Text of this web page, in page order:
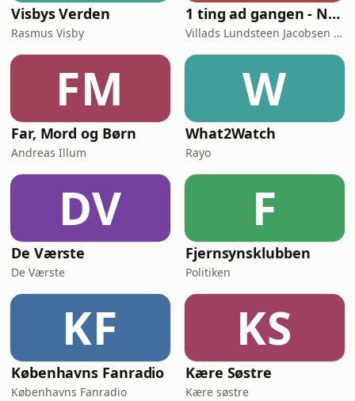
Visbys Verden
Rasmus Visby
1 ting ad gangen - Naturvidenskab skåret ud i pap
Villads Lundsteen Jacobsen & Tobias Wang Bjerg
FM
Far, Mord og Børn
Andreas Illum
W
What2Watch
Rayo
DV
De Værste
De Værste
F
Fjernsynsklubben
Politiken
KF
Københavns Fanradio
Københavns Fanradio
KS
Kære Søstre
Kære søstre